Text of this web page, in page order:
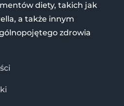
diety, takich jak
a także innym
zdrowia